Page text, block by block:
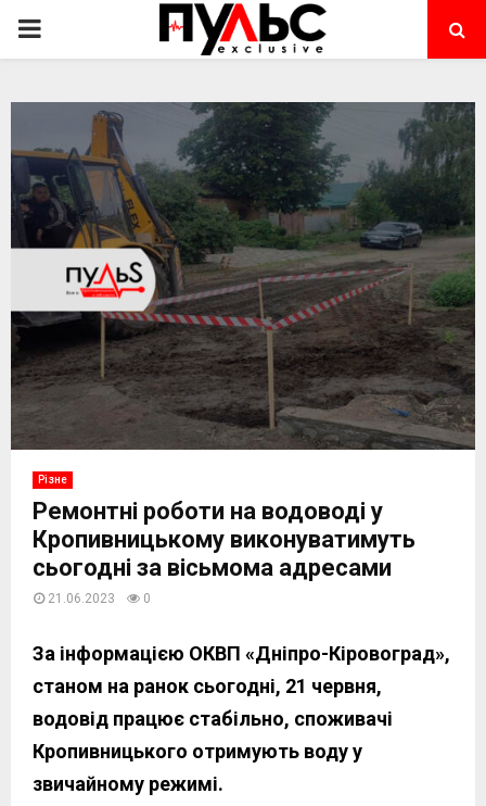
PRIMARY
Різне
Ремонтні роботи на водоводі у
Кропивницькому виконуватимуть
сьогодні за вісьмома адресами
21.06.2023 0
За інформацією ОКВП «Дніпро-Кіровоград»,
станом на ранок сьогодні, 21 червня,
водовід працює стабільно, споживачі
Кропивницького отримують воду у
звичайному режимі.